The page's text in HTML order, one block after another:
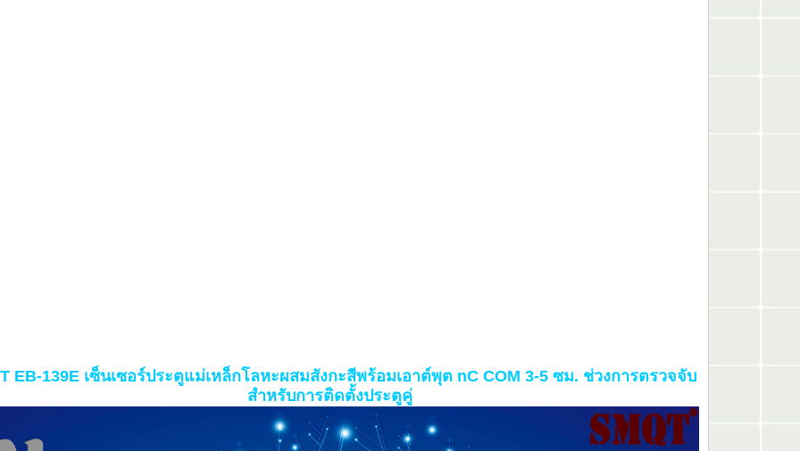
EB-139E เซ็นเซอร์ประตูแม่เหล็กโลหะผสมสังกะสีพร้อมเอาต์พุต nC COM 3-5 ซม. ช่วงการตรวจจับ
สำหรับการติดตั้งประตูคู่